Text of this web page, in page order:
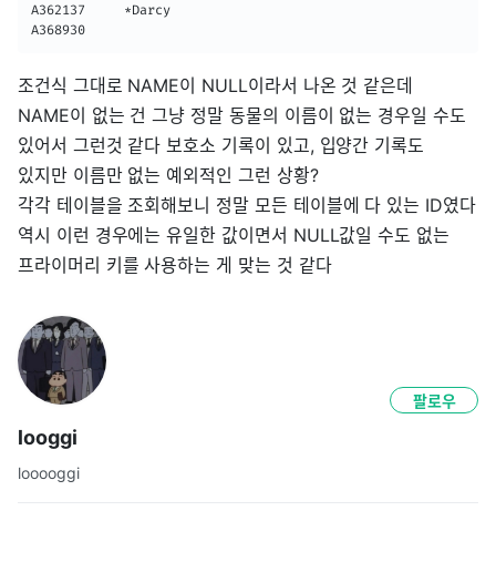
A362137		*Darcy
A368930
조건식 그대로 NAME이 NULL이라서 나온 것 같은데
NAME이 없는 건 그냥 정말 동물의 이름이 없는 경우일 수도
있어서 그런것 같다 보호소 기록이 있고, 입양간 기록도
있지만 이름만 없는 예외적인 그런 상황?
각각 테이블을 조회해보니 정말 모든 테이블에 다 있는 ID였다
역시 이런 경우에는 유일한 값이면서 NULL값일 수도 없는
프라이머리 키를 사용하는 게 맞는 것 같다
looggi
looooggi
팔로우